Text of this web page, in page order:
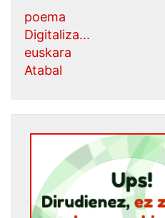
poema
Digitaliza...
euskara
Atabal